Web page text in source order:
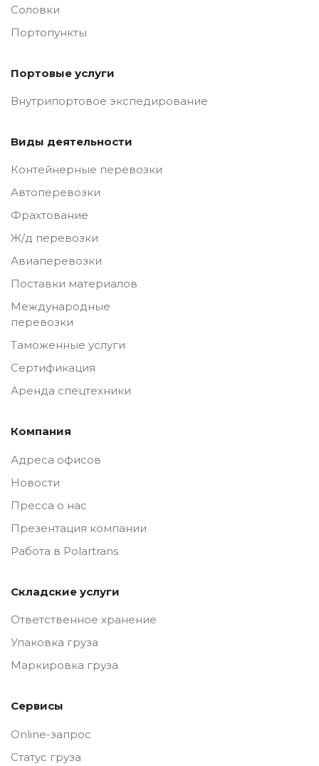
Соловки
Портопункты
Портовые услуги
Внутрипортовое экспедирование
Виды деятельности
Контейнерные перевозки
Автоперевозки
Фрахтование
Ж/д перевозки
Авиаперевозки
Поставки материалов
Международные
перевозки
Таможенные услуги
Сертификация
Аренда спецтехники
Компания
Адреса офисов
Новости
Пресса о нас
Презентация компании
Работа в Polartrans
Складские услуги
Ответственное хранение
Упаковка груза
Маркировка груза
Сервисы
Online-запрос
Статус груза